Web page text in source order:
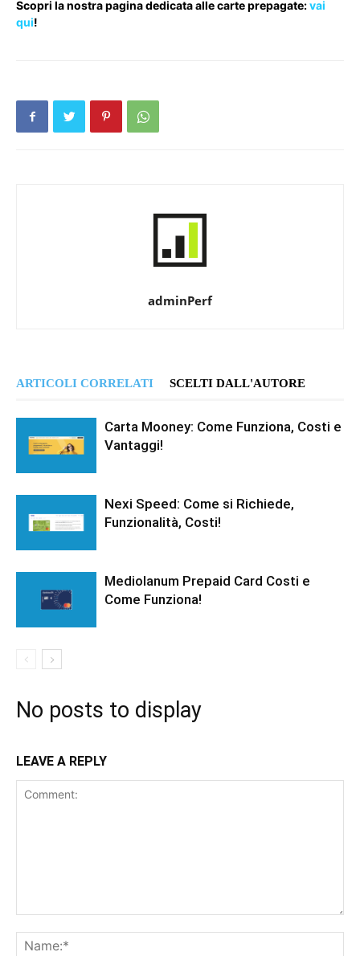
Scopri la nostra pagina dedicata alle carte prepagate:vai
qui!
adminPerf
ARTICOLI CORRELATI SCELTI DALL'AUTORE
Carta Mooney: Come Funziona, Costi e
Vantaggi!
Nexi Speed: Come si Richiede,
Funzionalità, Costi!
Mediolanum Prepaid Card Costi e
Come Funziona!
No posts to display
LEAVE A REPLY